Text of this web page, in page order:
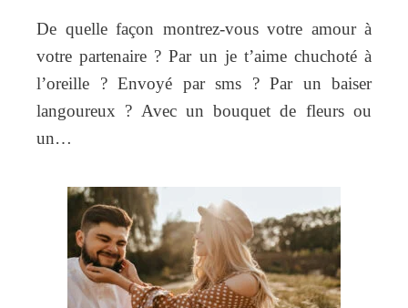
De quelle façon montrez-vous votre amour à
votre partenaire ? Par un je t’aime chuchoté à
l’oreille ? Envoyé par sms ? Par un baiser
langoureux ? Avec un bouquet de fleurs ou
un…